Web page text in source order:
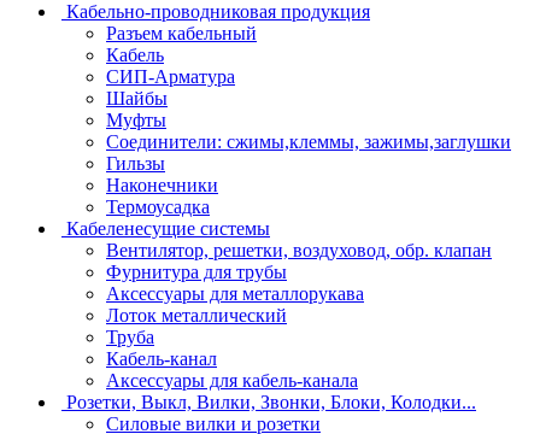
Кабельно-проводниковая продукция
Разъем кабельный
Кабель
СИП-Арматура
Шайбы
Муфты
Соединители: сжимы,клеммы, зажимы,заглушки
Гильзы
Наконечники
Термоусадка
Кабеленесущие системы
Вентилятор, решетки, воздуховод, обр. клапан
Фурнитура для трубы
Аксессуары для металлорукава
Лоток металлический
Труба
Кабель-канал
Аксессуары для кабель-канала
Розетки, Выкл, Вилки, Звонки, Блоки, Колодки...
Силовые вилки и розетки